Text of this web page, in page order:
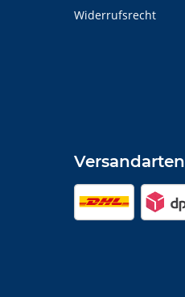
Widerrufsrecht
Versandarten